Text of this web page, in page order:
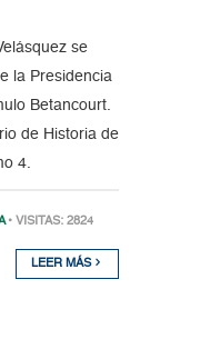
se
la Presidencia
Betancourt.
de Historia de
4.
• VISITAS: 2824
LEER MÁS